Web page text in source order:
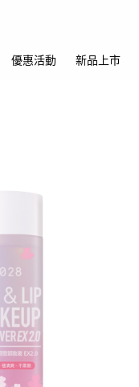
優惠活動 新品上市